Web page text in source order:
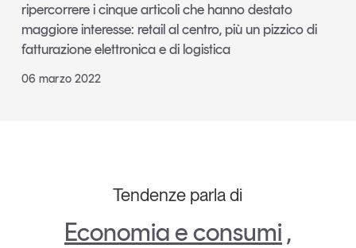
ripercorrere i cinque articoli che hanno destato
maggiore interesse: retail al centro, più un pizzico di
fatturazione elettronica e di logistica
06 marzo 2022
Tendenze parla di
Economia e consumi ,